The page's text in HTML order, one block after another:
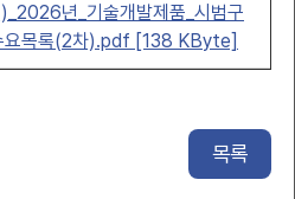
년_기술개발제품_시범구
요목록(2차).pdf [138 KByte]
목록